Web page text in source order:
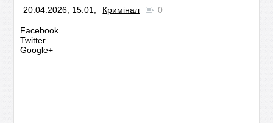
20.04.2026, 15:01, Кримінал 0
Facebook
Twitter
Google+